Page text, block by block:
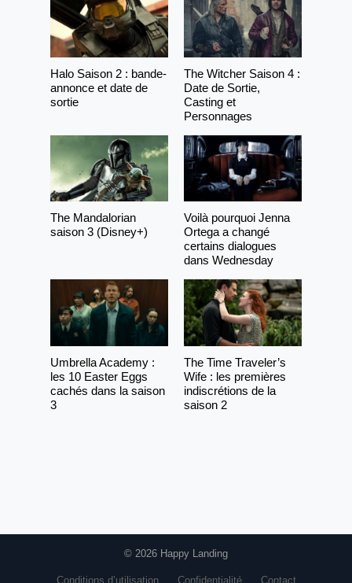
Halo Saison 2 : bande-
annonce et date de
sortie
The Witcher Saison 4 :
Date de Sortie,
Casting et
Personnages
The Mandalorian
saison 3 (Disney+)
Voilà pourquoi Jenna
Ortega a changé
certains dialogues
dans Wednesday
Umbrella Academy :
les 10 Easter Eggs
cachés dans la saison
3
The Time Traveler’s
Wife : les premières
indiscrétions de la
saison 2
© 2026 Happy Landing
Conditions d’utilisation Confidentialité Contact